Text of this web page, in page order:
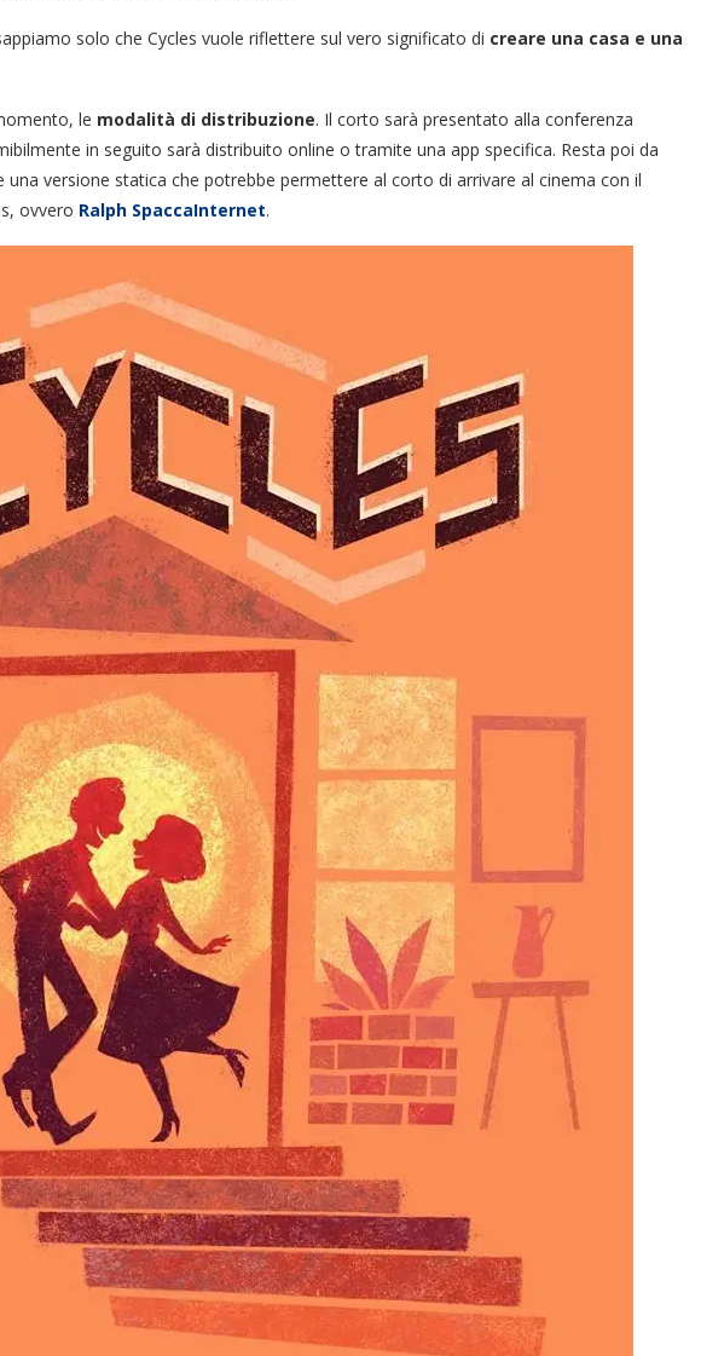
solo che Cycles vuole riflettere sul vero significato di creare una casa e una
le modalità di distribuzione. Il corto sarà presentato alla conferenza
in seguito sarà distribuito online o tramite una app specifica. Resta poi da
una versione statica che potrebbe permettere al corto di arrivare al cinema con il
ovvero Ralph SpaccaInternet.